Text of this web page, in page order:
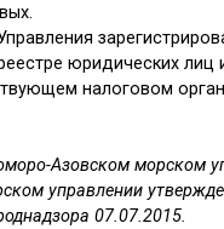
юридических лиц
налоговом
Азовском морском
управлении
07.07.2015.